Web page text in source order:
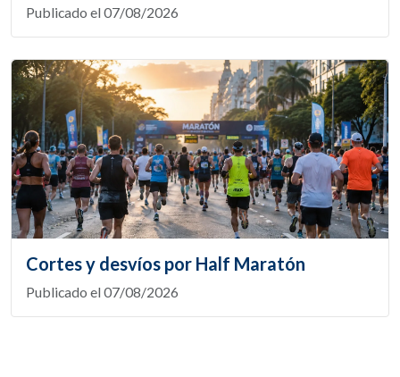
Publicado el 07/08/2026
Cortes y desvíos por Half Maratón
Publicado el 07/08/2026